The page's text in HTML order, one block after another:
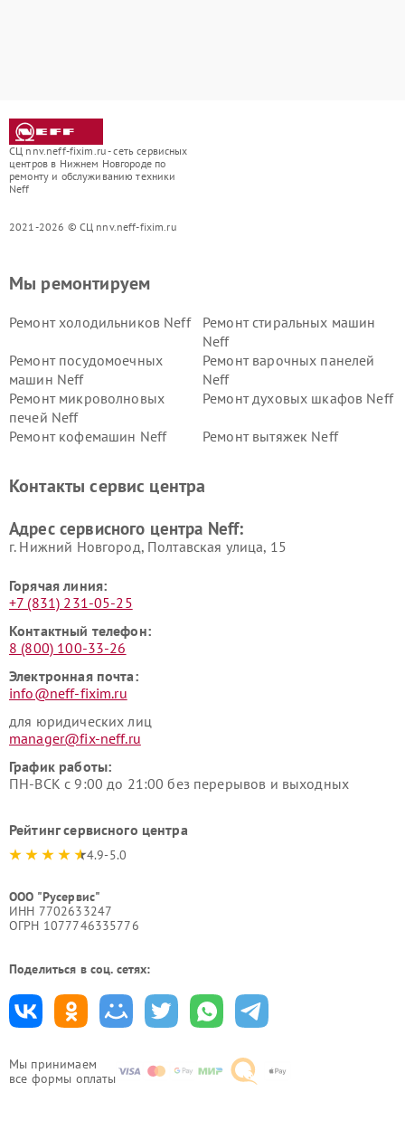
СЦ nnv.neff-fixim.ru - сеть сервисных
центров в Нижнем Новгороде по
ремонту и обслуживанию техники
Neff
2021-2026 © СЦ nnv.neff-fixim.ru
Мы принимаем
все формы оплаты
Мы ремонтируем
Ремонт холодильников Neff
Ремонт стиральных машин
Neff
Ремонт посудомоечных
машин Neff
Ремонт варочных панелей
Neff
Ремонт микроволновых
печей Neff
Ремонт духовых шкафов Neff
Ремонт кофемашин Neff Ремонт вытяжек Neff
Контакты сервис центра
Адрес сервисного центра Neff:
г. Нижний Новгород, Полтавская улица, 15
Горячая линия:
+7 (831) 231-05-25
Контактный телефон:
8 (800) 100-33-26
Электронная почта:
info@neff-fixim.ru
для юридических лиц
manager@fix-neff.ru
График работы:
ПН-ВСК с 9:00 до 21:00 без перерывов и выходных
Рейтинг сервисного центра
4.9-5.0
ООО "Русервис"
ИНН 7702633247
ОГРН 1077746335776
Поделиться в соц. сетях: